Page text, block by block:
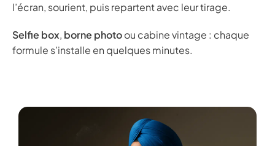
l’écran, sourient, puis repartent avec leur tirage.
Selfie box, borne photoou cabine vintage : chaque
formule s’installe en quelques minutes.